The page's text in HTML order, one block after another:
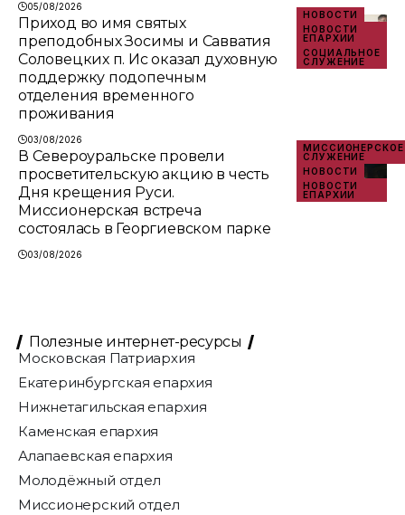
05/08/2026
НОВОСТИ
НОВОСТИ
ЕПАРХИИ
СОЦИАЛЬНОЕ
СЛУЖЕНИЕ
Приход во имя святых
преподобных Зосимы и Савватия
Соловецких п. Ис оказал духовную
поддержку подопечным
отделения временного
проживания
03/08/2026
МИССИОНЕРСКОЕ
СЛУЖЕНИЕ
НОВОСТИ
НОВОСТИ
ЕПАРХИИ
В Североуральске провели
просветительскую акцию в честь
Дня крещения Руси.
Миссионерская встреча
состоялась в Георгиевском парке
03/08/2026
Полезные интернет-ресурсы
Московская Патриархия
Екатеринбургская епархия
Нижнетагильская епархия
Каменская епархия
Алапаевская епархия
Молодёжный отдел
Миссионерский отдел